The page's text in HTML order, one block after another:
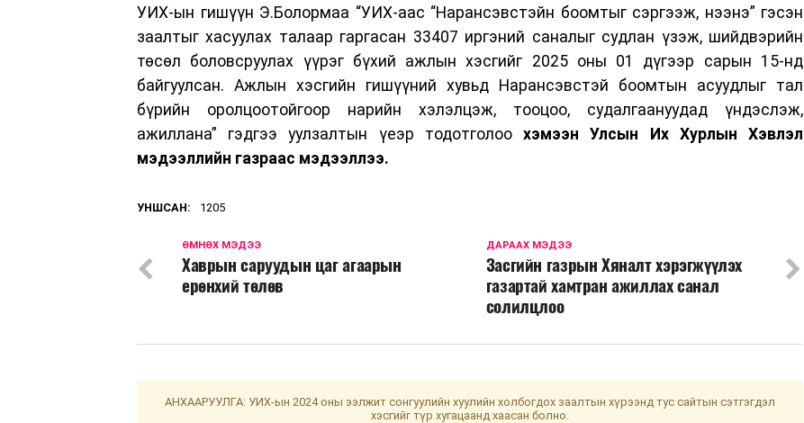
УИХ-ын гишүүн Э.Болормаа “УИХ-аас “Нарансэвстэйн боомтыг сэргээж, нээнэ” гэсэн
заалтыг хасуулах талаар гаргасан 33407 иргэний саналыг судлан үзэж, шийдвэрийн
төсөл боловсруулах үүрэг бүхий ажлын хэсгийг 2025 оны 01 дүгээр сарын 15-нд
байгуулсан. Ажлын хэсгийн гишүүний хувьд Нарансэвстэй боомтын асуудлыг тал
бүрийн оролцоотойгоор нарийн хэлэлцэж, тооцоо, судалгаануудад үндэслэж,
ажиллана” гэдгээ уулзалтын үеэр тодотголоохэмээн Улсын Их Хурлын Хэвлэл
мэдээллийн газраас мэдээллээ.
УНШСАН: 1205
ДАРААХ МЭДЭЭ
Засгийн газрын Хяналт хэрэгжүүлэх
газартай хамтран ажиллах санал
солилцлоо
ӨМНӨХ МЭДЭЭ
Хаврын саруудын цаг агаарын
ерөнхий төлөв
АНХААРУУЛГА: УИХ-ын 2024 оны ээлжит сонгуулийн хуулийн холбогдох заалтын хүрээнд тус сайтын сэтгэгдэл
хэсгийг түр хугацаанд хаасан болно.